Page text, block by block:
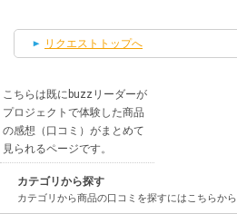
リクエストトップへ
こちらは既にbuzzリーダーが
プロジェクトで体験した商品
の感想（口コミ）がまとめて
見られるページです。
カテゴリから探す
カテゴリから商品の口コミを探すにはこちらから